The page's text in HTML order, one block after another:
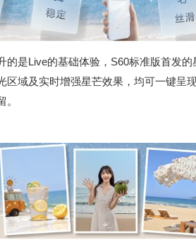
的是Live的基础体验，S60标准版首发
区域及实时增强星芒效果，均可一键呈